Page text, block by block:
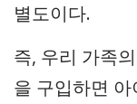
별도이다.
즉, 우리 가족
을 구입하면